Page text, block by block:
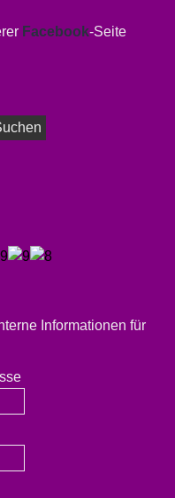
Facebook-Seite
Informationen für